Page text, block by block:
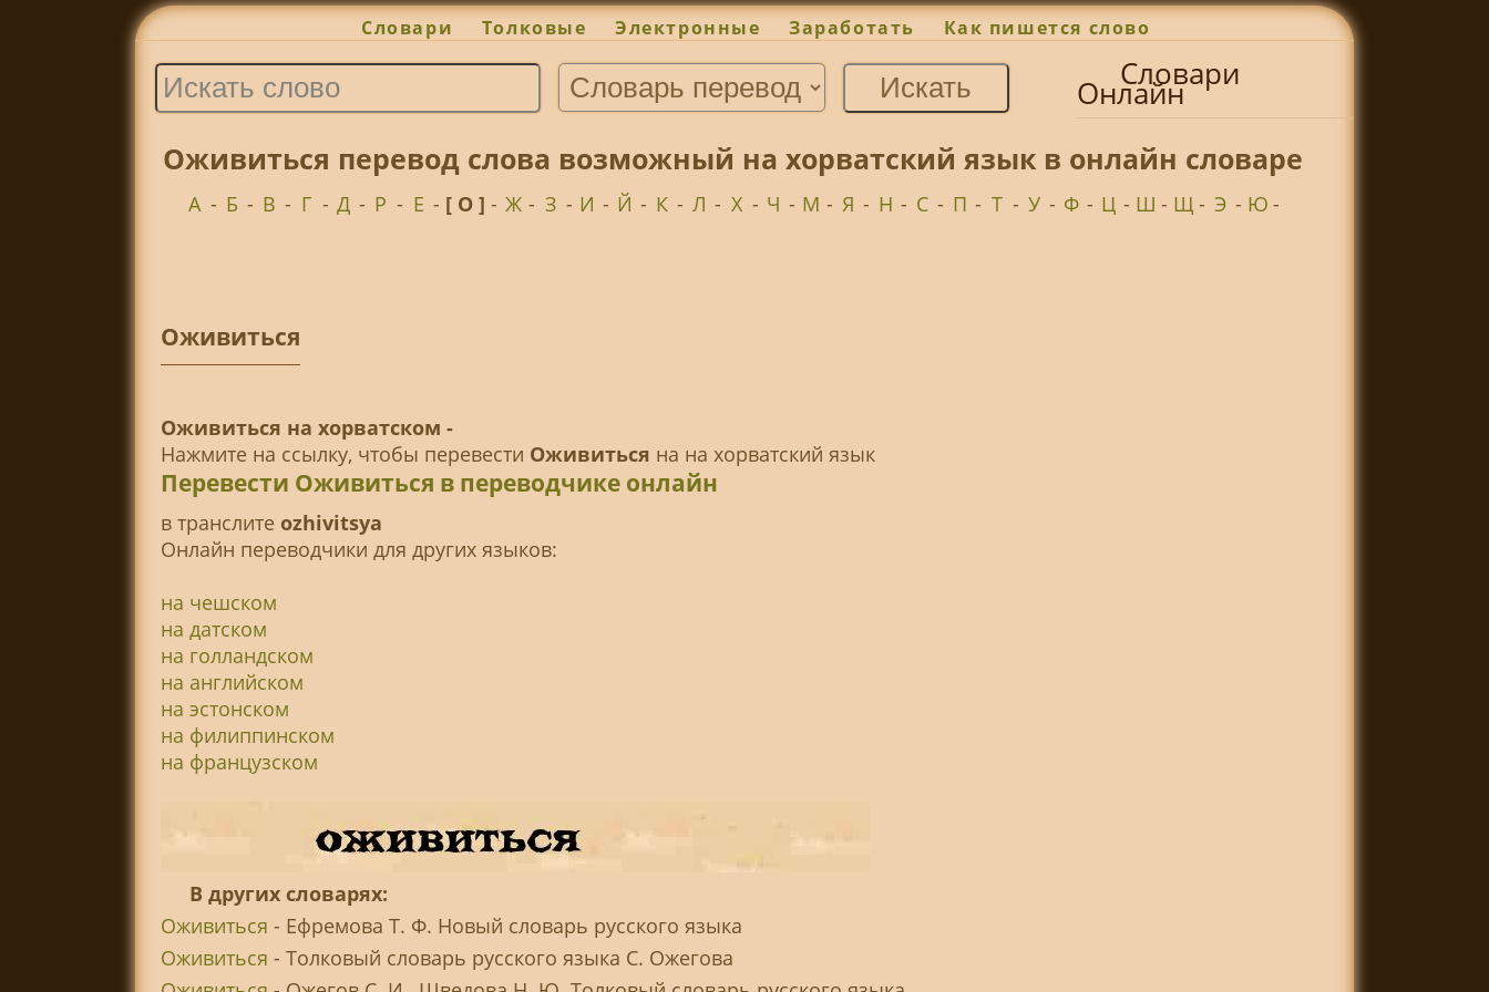
Словари Толковые Электронные Заработать Как пишется слово
Словари
Онлайн
Оживиться перевод слова возможный на хорватский язык в онлайн словаре
А - Б - В - Г - Д - Р - Е - [ О ]- Ж - З - И - Й - К - Л - Х - Ч - М - Я - Н - С - П - Т - У - Ф - Ц - Ш - Щ- Э - Ю-
Оживиться
Оживиться на хорватском -
Нажмите на ссылку, чтобы перевести Оживиться на на хорватский язык
Перевести Оживиться в переводчике онлайн
в транслитe ozhivitsya
Онлайн переводчики для других языков:
на чешском
на датском
на голландском
на английском
на эстонском
на филиппинском
на французском
В других словарях:
Оживиться - Ефремова Т. Ф. Новый словарь русского языка
Оживиться - Толковый словарь русского языка С. Ожегова